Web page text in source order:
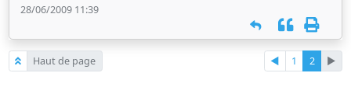
28/06/2009 11:39
Haut de page ◄ 1 2 ►